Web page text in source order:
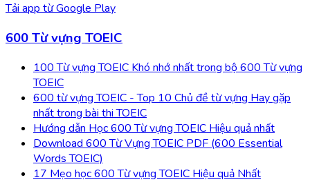
Tải app từGoogle Play
600 Từ vựng TOEIC
100 Từ vựng TOEIC Khó nhớ nhất trong bộ 600 Từ vựng
TOEIC
600 từ vựng TOEIC - Top 10 Chủ đề từ vựng Hay gặp
nhất trong bài thi TOEIC
Hướng dẫn Học 600 Từ vựng TOEIC Hiệu quả nhất
Download 600 Từ Vựng TOEIC PDF (600 Essential
Words TOEIC)
17 Mẹo học 600 Từ vựng TOEIC Hiệu quả Nhất